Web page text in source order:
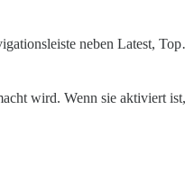
neben Latest,
wird. Wenn sie aktiviert